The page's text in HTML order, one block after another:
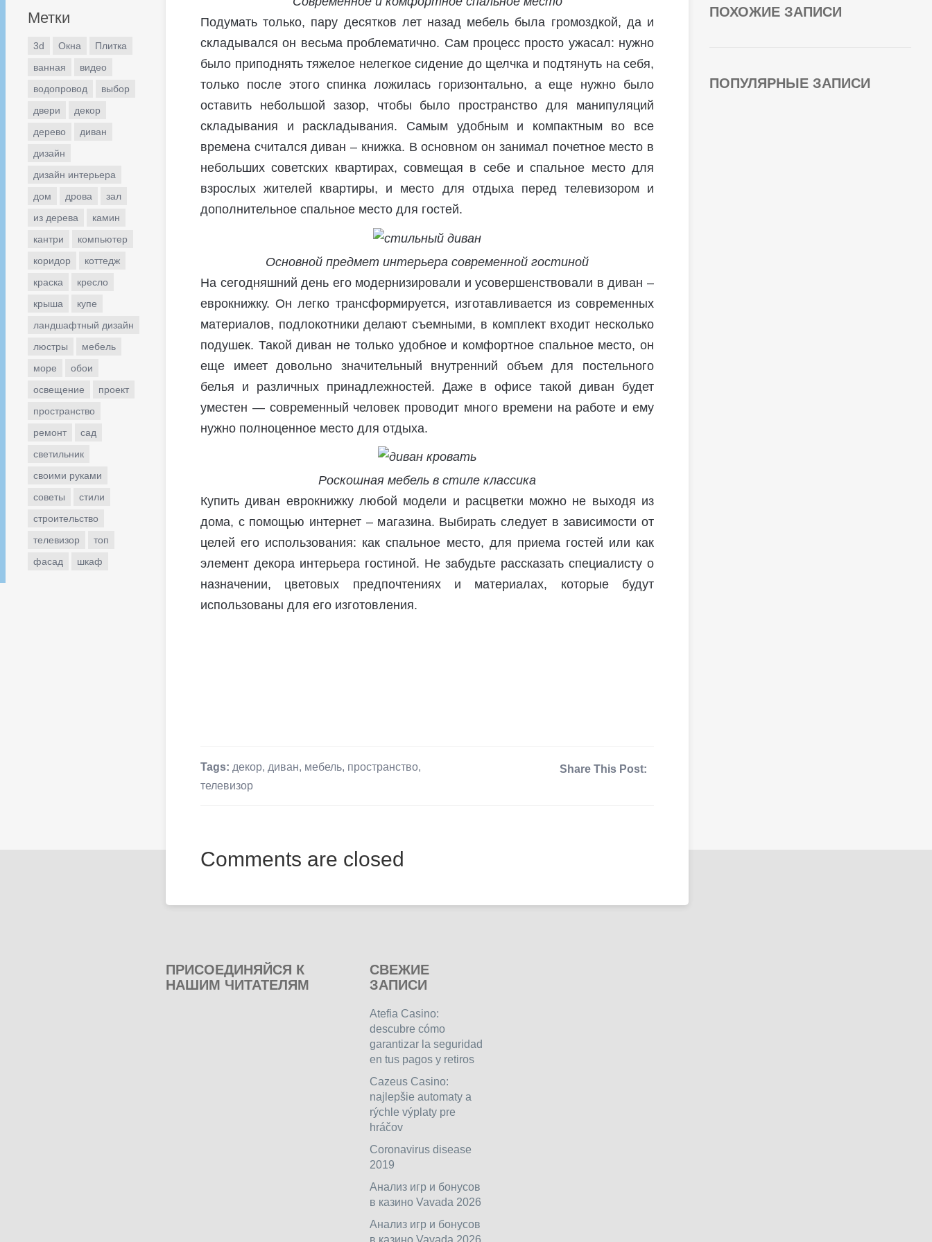
Метки
3d Окна
Плитка
ванная
видео
водопровод
выбор
двери
декор
дерево
диван
дизайн
дизайн интерьера
дом
дрова
зал
из дерева
камин
кантри
компьютер
коридор
коттедж
краска
кресло
крыша
купе
ландшафтный дизайн
люстры
мебель
море
обои
освещение
проект
пространство
ремонт
сад
светильник
своими руками
советы
стили
строительство
телевизор
топ
фасад
шкаф
Подумать только, пару десятков лет назад мебель была громоздкой, да и
складывался он весьма проблематично. Сам процесс просто ужасал: нужно
было приподнять тяжелое нелегкое сидение до щелчка и подтянуть на себя,
только после этого спинка ложилась горизонтально, а еще нужно было
оставить небольшой зазор, чтобы было пространство для манипуляций
складывания и раскладывания. Самым удобным и компактным во все
времена считался диван – книжка. В основном он занимал почетное место в
небольших советских квартирах, совмещая в себе и спальное место для
взрослых жителей квартиры, и место для отдыха перед телевизором и
дополнительное спальное место для гостей.
Основной предмет интерьера современной гостиной
На сегодняшний день его модернизировали и усовершенствовали в диван –
еврокнижку. Он легко трансформируется, изготавливается из современных
материалов, подлокотники делают съемными, в комплект входит несколько
подушек. Такой диван не только удобное и комфортное спальное место, он
еще имеет довольно значительный внутренний объем для постельного
белья и различных принадлежностей. Даже в офисе такой диван будет
уместен — современный человек проводит много времени на работе и ему
нужно полноценное место для отдыха.
Роскошная мебель в стиле классика
Купить диван еврокнижку любой модели и расцветки можно не выходя из
дома, с помощью интернет – магазина. Выбирать следует в зависимости от
целей его использования: как спальное место, для приема гостей или как
элемент декора интерьера гостиной. Не забудьте рассказать специалисту о
назначении, цветовых предпочтениях и материалах, которые будут
использованы для его изготовления.
Tags: декор, диван, мебель, пространство,
телевизор
Share This Post:
Comments are closed
ПОХОЖИЕ ЗАПИСИ
ПОПУЛЯРНЫЕ ЗАПИСИ
ПРИСОЕДИНЯЙСЯ К
НАШИМ ЧИТАТЕЛЯМ
СВЕЖИЕ
ЗАПИСИ
Atefia Casino:
descubre cómo
garantizar la seguridad
en tus pagos y retiros
Cazeus Casino:
najlepšie automaty a
rýchle výplaty pre
hráčov
Coronavirus disease
2019
Анализ игр и бонусов
в казино Vavada 2026
Анализ игр и бонусов
в казино Vavada 2026